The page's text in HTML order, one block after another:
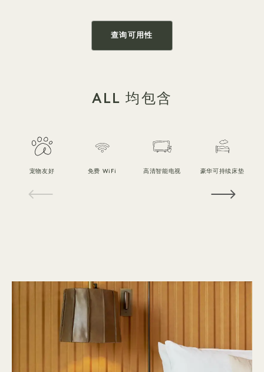
查询可用性
ALL 均包含
宠物友好 免费 WiFi 高清智能电视 豪华可持续床垫